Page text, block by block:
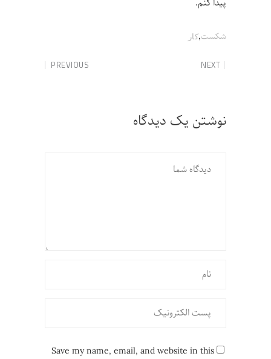
پیدا کنم.
شکست,کار
PREVIOUS NEXT
نوشتن یک دیدگاه
Save my name, email, and website in this